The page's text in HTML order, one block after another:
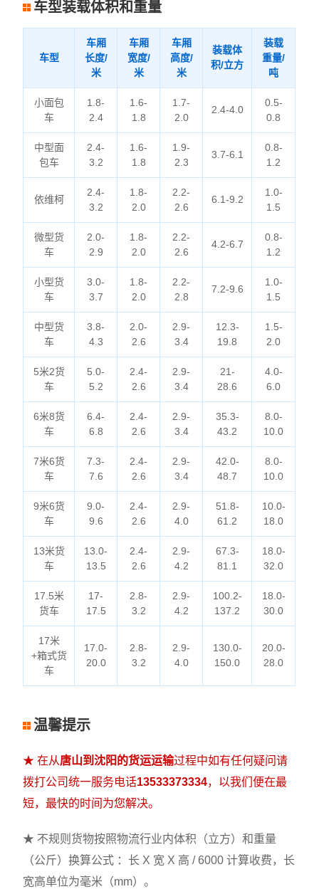
车型装载体积和重量
车型
车厢
长度/
米
车厢
宽度/
米
车厢
高度/
米
装载体
积/立方
装载
重量/
吨
小面包
车
1.8-
2.4
1.6-
1.8
1.7-
2.0
2.4-4.0
0.5-
0.8
中型面
包车
2.4-
3.2
1.6-
1.8
1.9-
2.3
3.7-6.1
0.8-
1.2
依维柯
2.4-
3.2
1.8-
2.0
2.2-
2.6
6.1-9.2
1.0-
1.5
微型货
车
2.0-
2.9
1.8-
2.0
2.2-
2.6
4.2-6.7
0.8-
1.2
小型货
车
3.0-
3.7
1.8-
2.0
2.2-
2.8
7.2-9.6
1.0-
1.5
中型货
车
3.8-
4.3
2.0-
2.6
2.9-
3.4
12.3-
19.8
1.5-
2.0
5米2货
车
5.0-
5.2
2.4-
2.6
2.9-
3.4
21-
28.6
4.0-
6.0
6米8货
车
6.4-
6.8
2.4-
2.6
2.9-
3.4
35.3-
43.2
8.0-
10.0
7米6货
车
7.3-
7.6
2.4-
2.6
2.9-
3.4
42.0-
48.7
8.0-
10.0
9米6货
车
9.0-
9.6
2.4-
2.6
2.9-
4.0
51.8-
61.2
10.0-
18.0
13米货
车
13.0-
13.5
2.4-
2.6
2.9-
4.2
67.3-
81.1
18.0-
32.0
17.5米
货车
17-
17.5
2.8-
3.2
2.9-
4.2
100.2-
137.2
18.0-
30.0
17米
+箱式货
车
17.0-
20.0
2.8-
3.2
2.9-
4.0
130.0-
150.0
20.0-
28.0
温馨提示
★ 在从唐山到沈阳的货运运输过程中如有任何疑问请
拨打公司统一服务电话13533373334，以我们便在最
短，最快的时间为您解决。
★ 不规则货物按照物流行业内体积（立方）和重量
（公斤）换算公式 ：长 X 宽 X 高 / 6000 计算收费，长
宽高单位为毫米（mm）。